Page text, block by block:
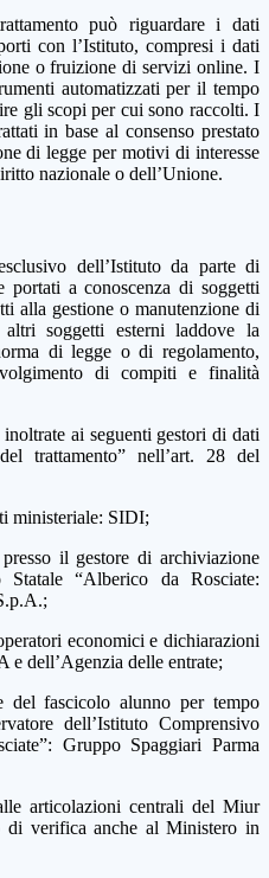
può riguardare i dati
con l’Istituto, compresi i dati
o fruizione di servizi online. I
automatizzati per il tempo
gli scopi per cui sono raccolti. I
in base al consenso prestato
di legge per motivi di interesse
nazionale o dell’Unione.
dell’Istituto da parte di
portati a conoscenza di soggetti
alla gestione o manutenzione di
soggetti esterni laddove la
di legge o di regolamento,
di compiti e finalità
ai seguenti gestori di dati
trattamento” nell’art. 28 del
ministeriale: SIDI;
il gestore di archiviazione
Statale “Alberico da Rosciate:
economici e dichiarazioni
e dell’Agenzia delle entrate;
del fascicolo alunno per tempo
dell’Istituto Comprensivo
Gruppo Spaggiari Parma
articolazioni centrali del Miur
di verifica anche al Ministero in